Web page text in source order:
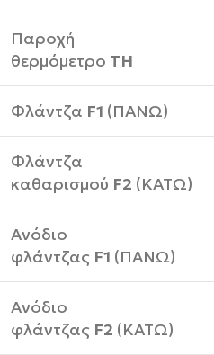
Παροχή
θερμόμετρο TH
Φλάντζα F1 (ΠΑΝΩ)
Φλάντζα
καθαρισμού F2 (ΚΑΤΩ)
Ανόδιο
φλάντζας F1 (ΠΑΝΩ)
Ανόδιο
φλάντζας F2 (ΚΑΤΩ)